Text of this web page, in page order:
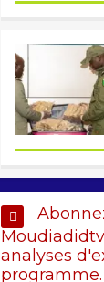
analyses